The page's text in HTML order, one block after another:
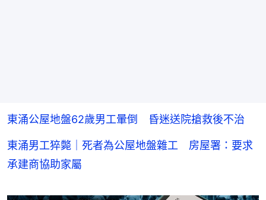
東涌公屋地盤62歲男工暈倒 昏迷送院搶救後不治
東涌男工猝斃｜死者為公屋地盤雜工 房屋署：要求
承建商協助家屬